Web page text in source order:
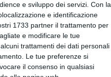
e sviluppo dei servizi. Con la
e identificazione
1733 partner il trattamento per
e modificare le tue
trattamenti dei dati personali
Le tue preferenze si
il consenso in qualsiasi